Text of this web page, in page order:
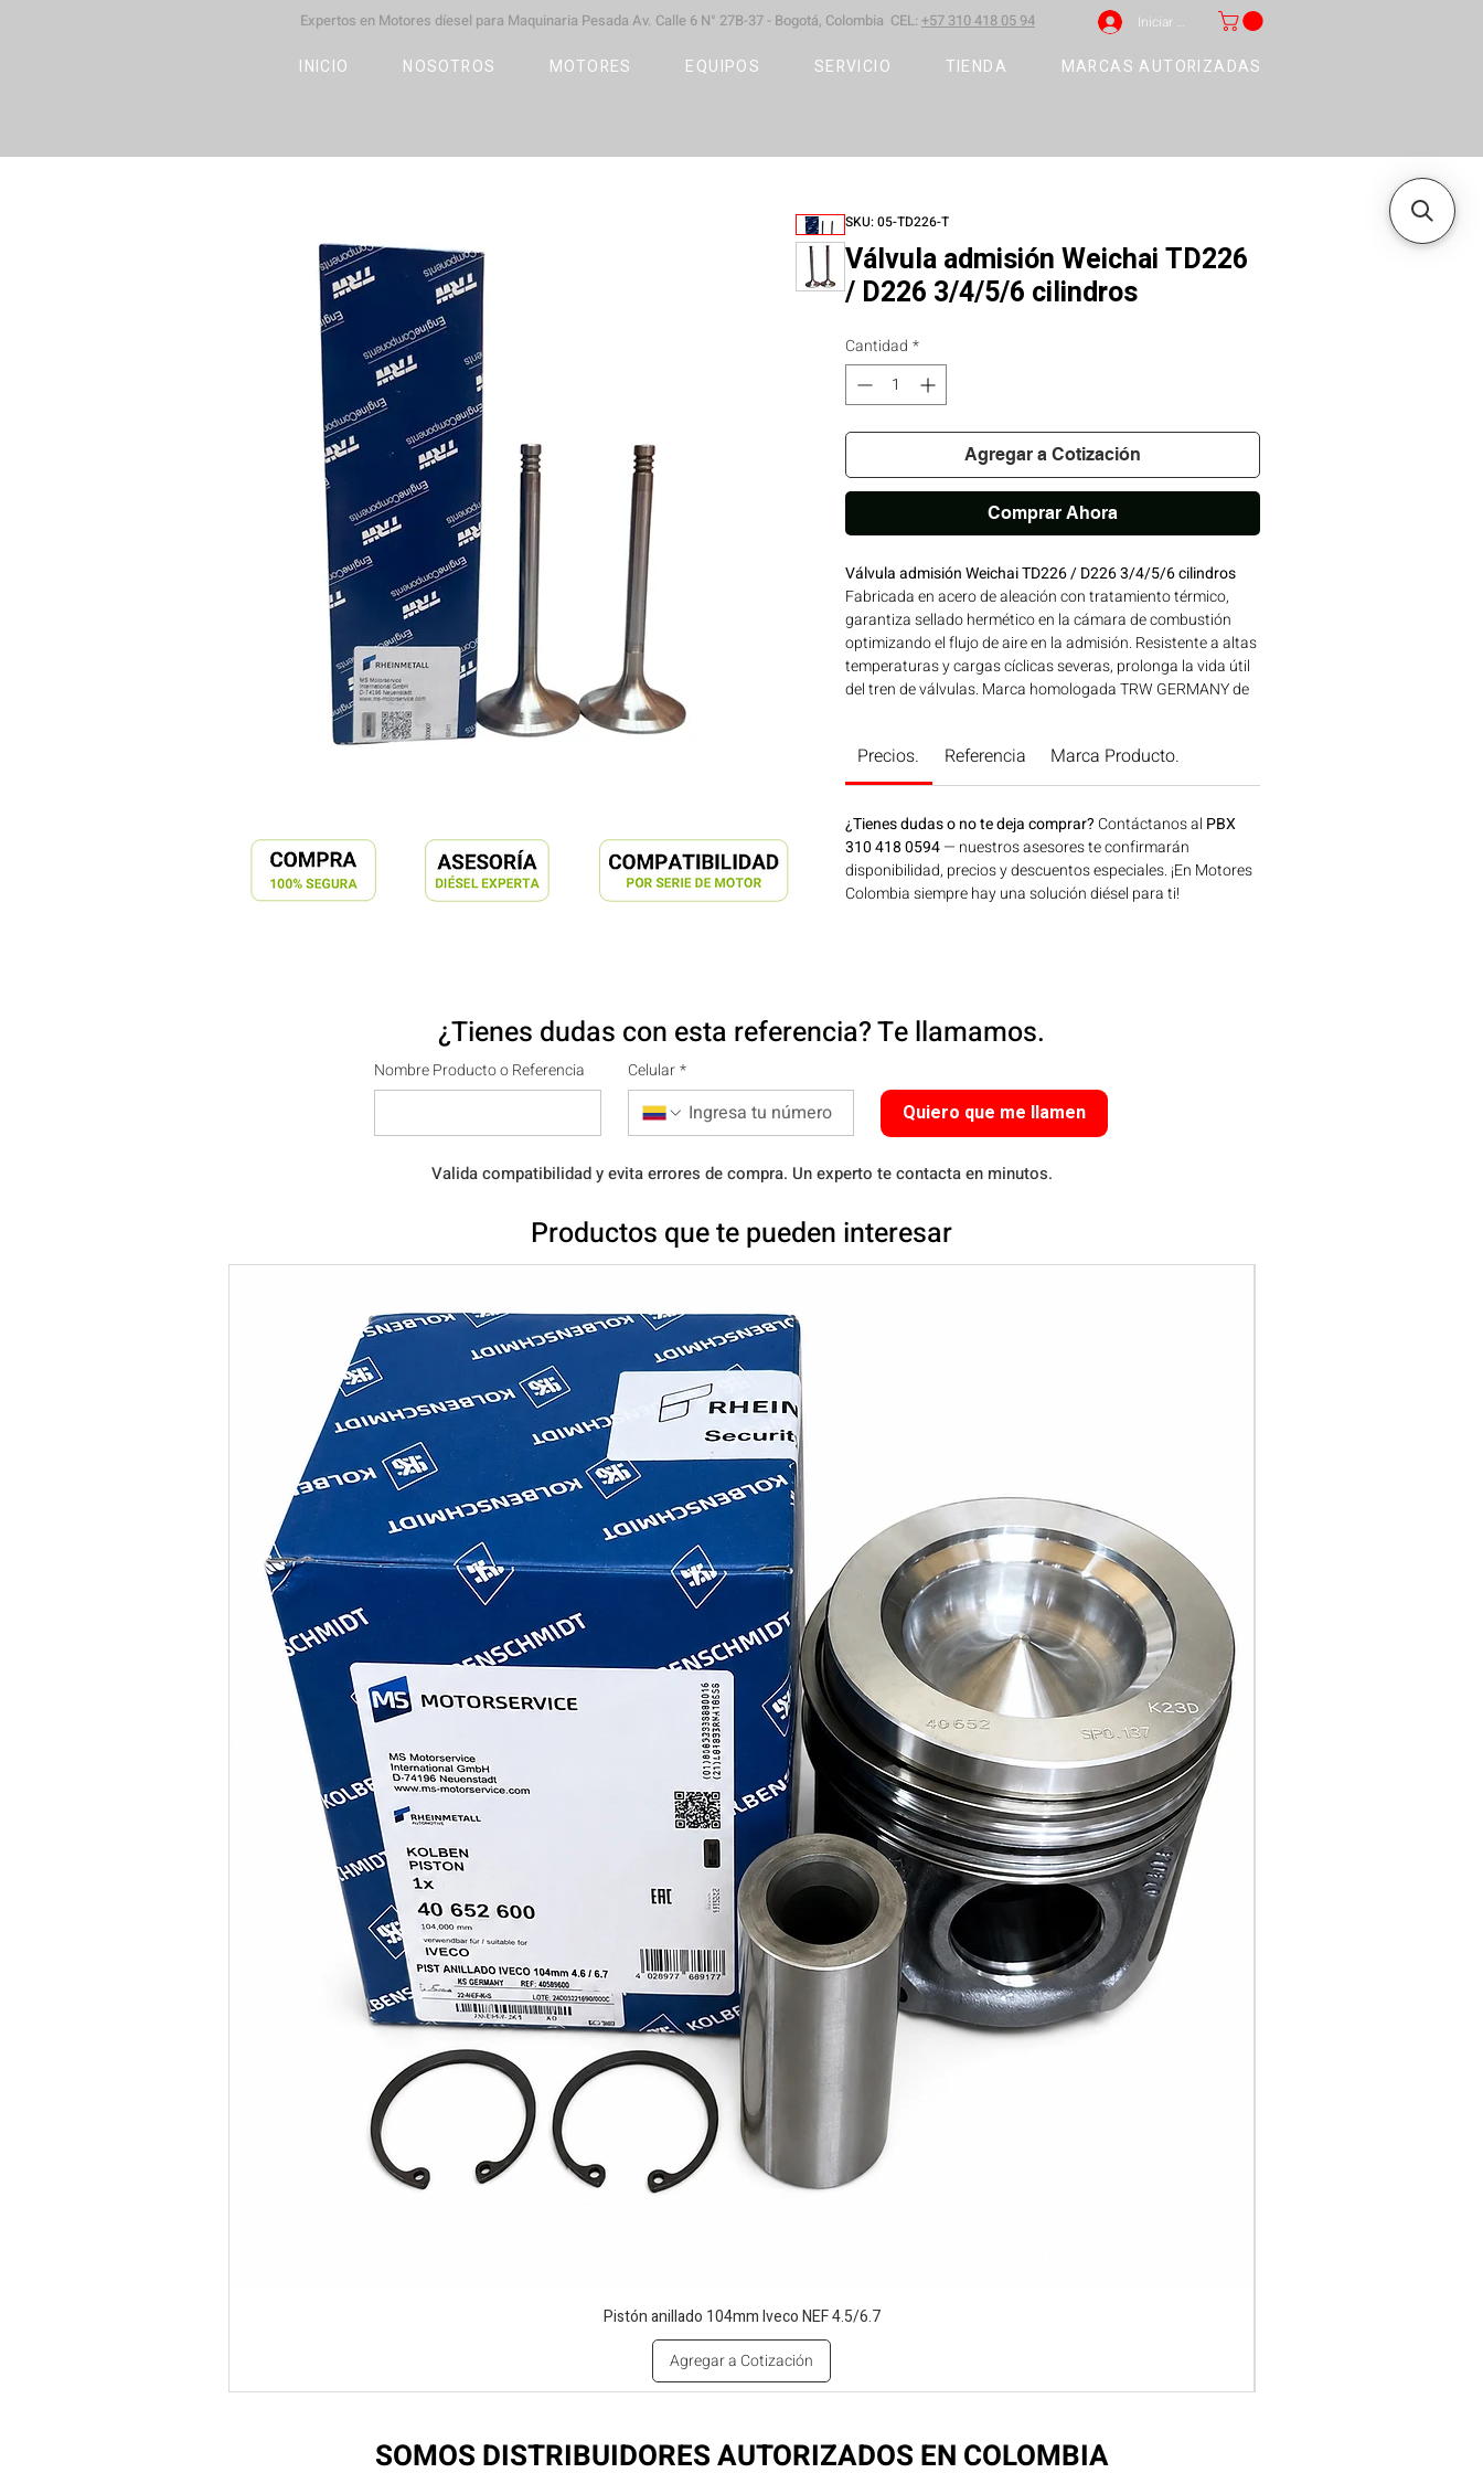
Expertos en Motores díesel para Maquinaria Pesada Av. Calle 6 N° 27B-37 - Bogotá, Colombia CEL: +57 310 418 05 94 Iniciar sesión
INICIO NOSOTROS MOTORES EQUIPOS SERVICIO TIENDA MARCAS AUTORIZADAS
SKU: 05-TD226-T
Válvula admisión Weichai TD226
/ D226 3/4/5/6 cilindros
Cantidad *
Agregar a Cotización
Comprar Ahora
Válvula admisión Weichai TD226 / D226 3/4/5/6 cilindros
Fabricada en acero de aleación con tratamiento térmico,
garantiza sellado hermético en la cámara de combustión
optimizando el flujo de aire en la admisión. Resistente a altas
temperaturas y cargas cíclicas severas, prolonga la vida útil
del tren de válvulas. Marca homologada TRW GERMANY de
Ideal para aplicaciones en maquinaria agrícola,
construcción, minería y generación de energía disponible en
Precios. Referencia Marca Producto.
¿Tienes dudas o no te deja comprar? Contáctanos al PBX
310 418 0594— nuestros asesores te confirmarán
disponibilidad, precios y descuentos especiales. ¡En Motores
Colombia siempre hay una solución diésel para ti!
¿Tienes dudas con esta referencia? Te llamamos.
Nombre Producto o Referencia Celular *
Quiero que me llamen
Valida compatibilidad y evita errores de compra. Un experto te contacta en minutos.
Productos que te pueden interesar
Pistón anillado 104mm Iveco NEF 4.5/6.7
Agregar a Cotización
SOMOS DISTRIBUIDORES AUTORIZADOS EN COLOMBIA